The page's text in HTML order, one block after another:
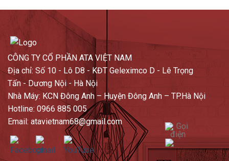
CÔNG TY CỔ PHẦN ATA VIỆT NAM
Địa chỉ: Số 10 - Lô D8 - KĐT Geleximco D - Lê Trọng
Tấn - Dương Nội - Hà Nội
Nhà Máy: KCN Đông Anh – Huyện Đông Anh – TP.Hà Nội
Hotline: 0966 885 005
Email: atavietnam68@gmail.com